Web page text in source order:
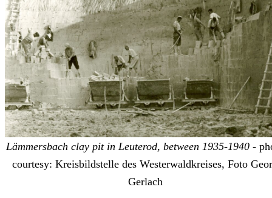
Lämmersbach clay pit in Leuterod, between 1935-1940 -
courtesy: Kreisbildstelle des Westerwaldkreises, Foto
Gerlach